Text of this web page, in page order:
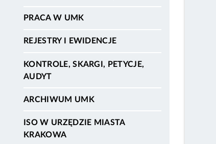
PRACA W UMK
REJESTRY I EWIDENCJE
KONTROLE, SKARGI, PETYCJE,
AUDYT
ARCHIWUM UMK
ISO W URZĘDZIE MIASTA
KRAKOWA